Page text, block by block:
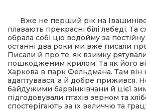
Вже не перший рік на
плавають прекрасні білі лебеді. Та
обрала собі цю водойму за постійну
останні два роки ми вже писали про
Писали й про те, як взимку
пошкодженим крилом. Та як його
Харкова в парк Фельдмана. Там він
адаптувався, а й добре прижився.
байдужими барвінківчани й цієї
підгодовували птахів зерном та
спостерігають за їх величчю та